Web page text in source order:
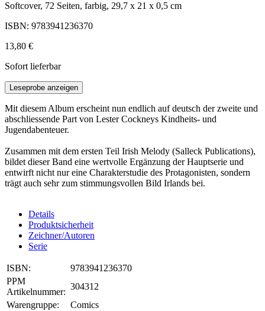
Softcover, 72 Seiten, farbig, 29,7 x 21 x 0,5 cm
ISBN: 9783941236370
13,80 €
Sofort lieferbar
Leseprobe anzeigen
Mit diesem Album erscheint nun endlich auf deutsch der zweite und
abschliessende Part von Lester Cockneys Kindheits- und
Jugendabenteuer.
Zusammen mit dem ersten Teil Irish Melody (Salleck Publications),
bildet dieser Band eine wertvolle Ergänzung der Hauptserie und
entwirft nicht nur eine Charakterstudie des Protagonisten, sondern
trägt auch sehr zum stimmungsvollen Bild Irlands bei.
Details
Produktsicherheit
Zeichner/Autoren
Serie
ISBN:
9783941236370
PPM
Artikelnummer:
304312
Warengruppe:
Comics